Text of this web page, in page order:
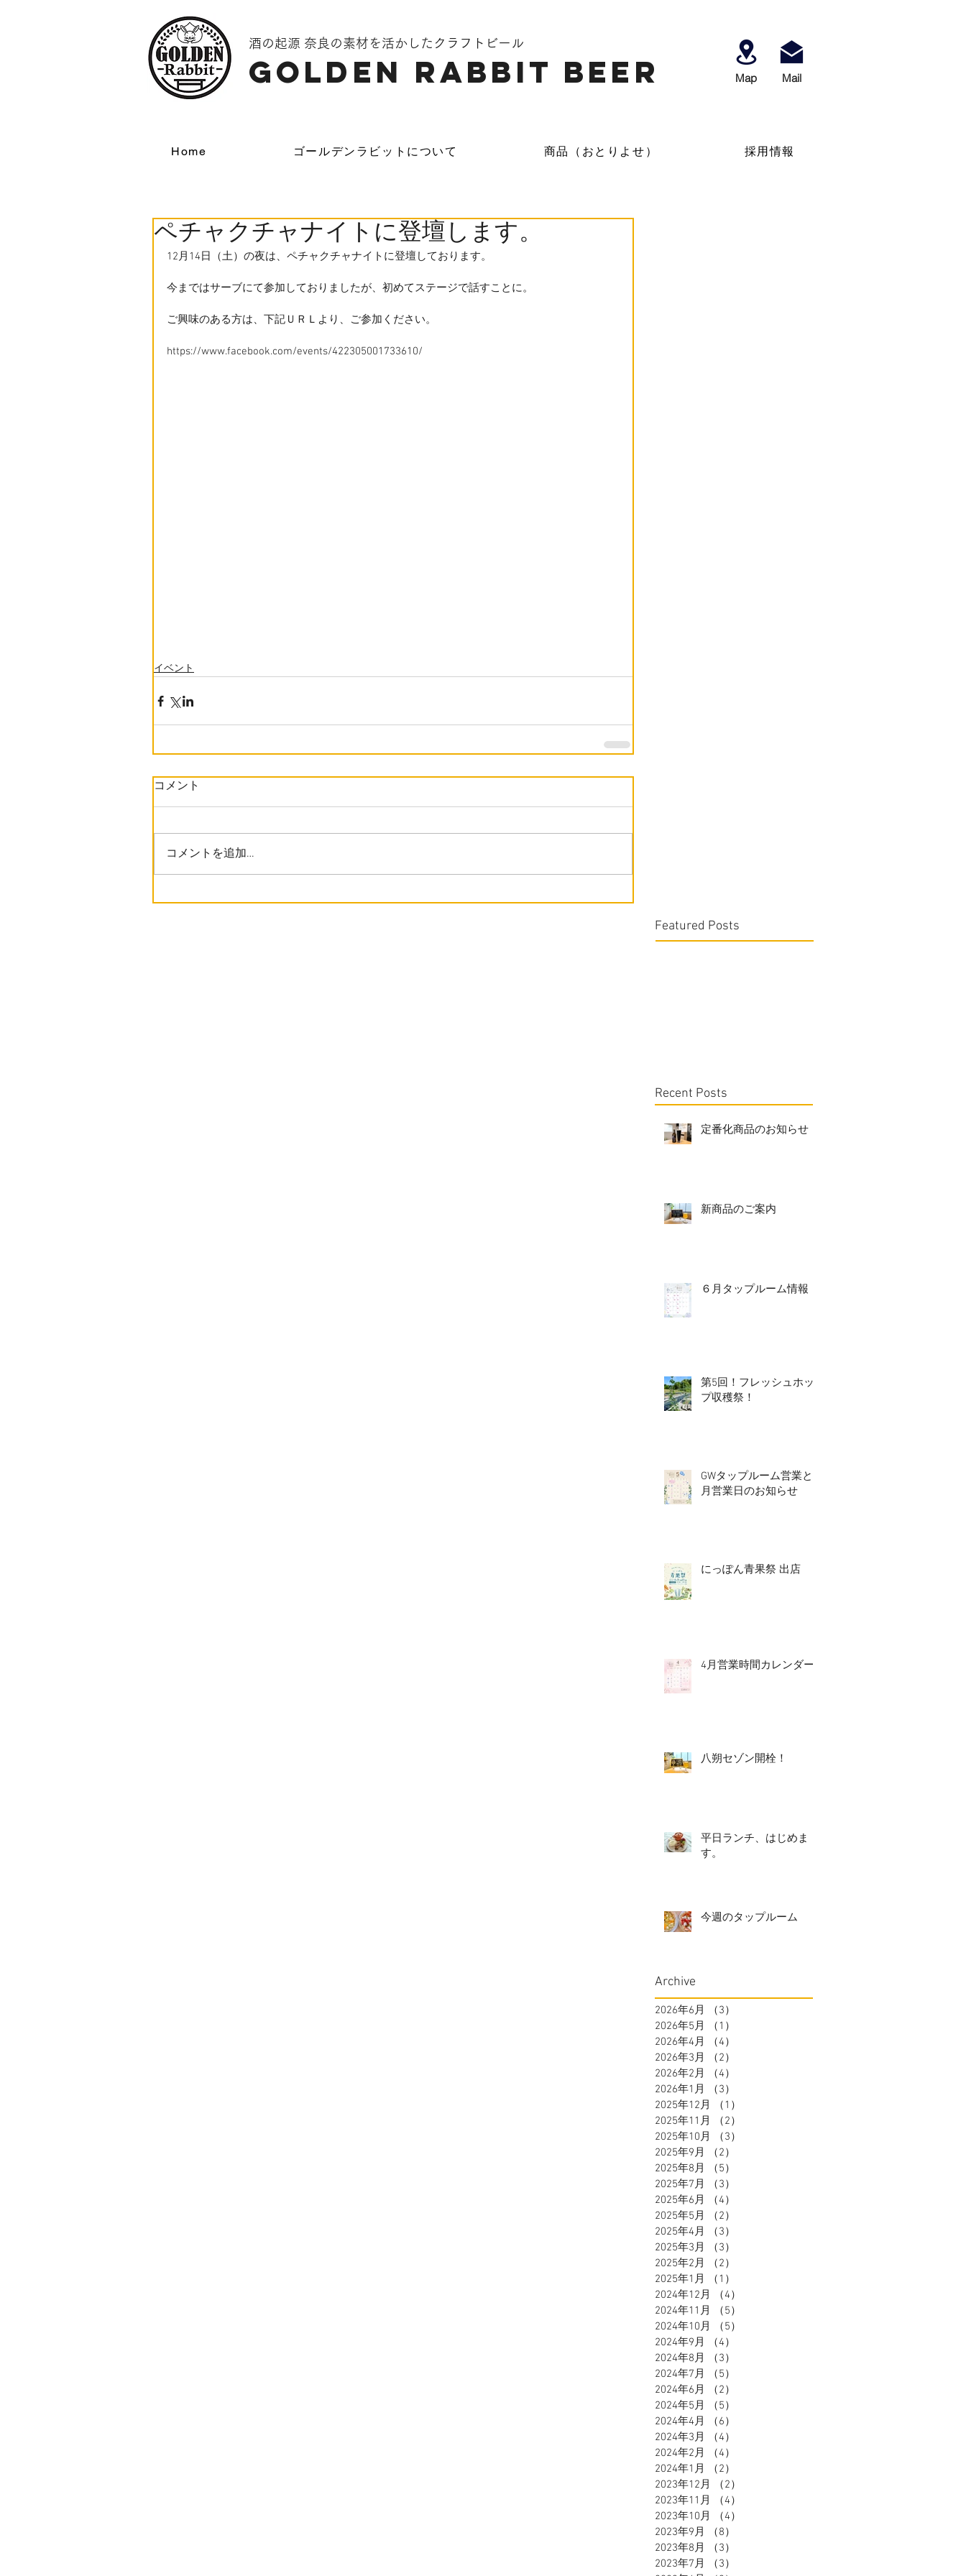
酒の起源 奈良の素材を活かしたクラフトビール
GOLDEN Rabbit Beer Map ​Mail
Home ゴールデンラビットについて 商品（おとりよせ） 採用情報
ペチャクチャナイトに登壇します。
12月14日（土）の夜は、ペチャクチャナイトに登壇しております。
今まではサーブにて参加しておりましたが、初めてステージで話すことに。
ご興味のある方は、下記ＵＲＬより、ご参加ください。
https://www.facebook.com/events/422305001733610/
イベント
コメント
コメントを追加…
Featured Posts
Recent Posts
定番化商品のお知らせ
新商品のご案内
６月タップルーム情報
第5回！フレッシュホッ
プ収穫祭！
GWタップルーム営業と5
月営業日のお知らせ
にっぽん青果祭 出店
4月営業時間カレンダー
八朔セゾン開栓！
平日ランチ、はじめま
す。
今週のタップルーム
Archive
2026年6月 （3）
2026年5月
（1）
2026年4月
（4）
2026年3月
（2）
2026年2月
（4）
2026年1月
（3）
2025年12月
（1）
2025年11月
（2）
2025年10月
（3）
2025年9月
（2）
2025年8月
（5）
2025年7月
（3）
2025年6月
（4）
2025年5月
（2）
2025年4月
（3）
2025年3月
（3）
2025年2月
（2）
2025年1月
（1）
2024年12月
（4）
2024年11月
（5）
2024年10月
（5）
2024年9月
（4）
2024年8月
（3）
2024年7月
（5）
2024年6月
（2）
2024年5月
（5）
2024年4月
（6）
2024年3月
（4）
2024年2月
（4）
2024年1月
（2）
2023年12月
（2）
2023年11月
（4）
2023年10月
（4）
2023年9月
（8）
2023年8月
（3）
2023年7月
（3）